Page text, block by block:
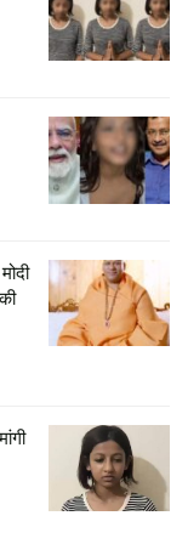
भारतीय अर्थव्यवस्था
1.10 लाख
नाबालिग पर FIR नहीं
देने वाली लड़की के समर्थन
रह जाए, ये ठीक
था। इन जिलों में
जो काम हुए, उसकी